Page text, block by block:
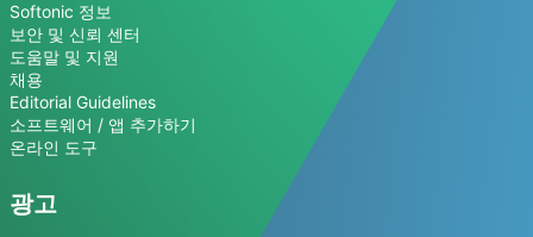
Softonic 정보
보안 및 신뢰 센터
도움말 및 지원
채용
Editorial Guidelines
소프트웨어 / 앱 추가하기
온라인 도구
광고